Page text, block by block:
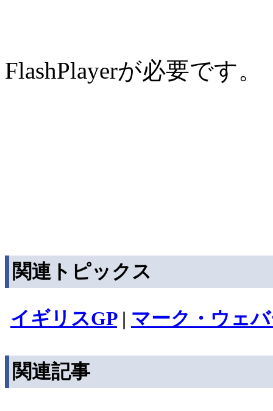
FlashPlayerが必要です。
関連トピックス
イギリスGP| マーク・ウェ
関連記事